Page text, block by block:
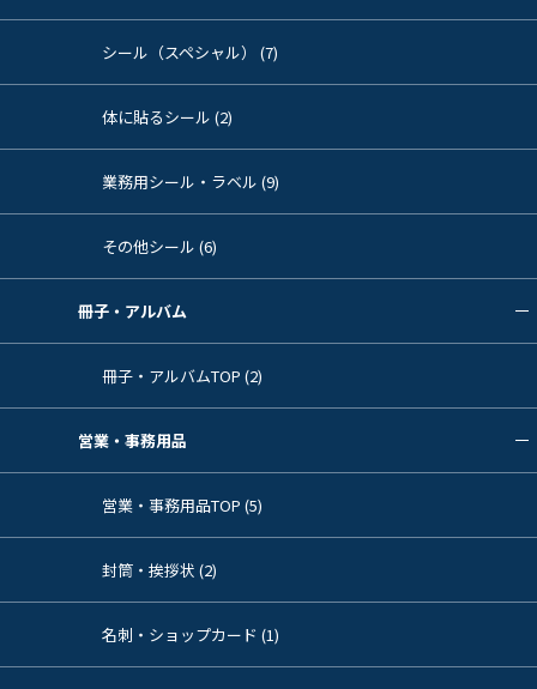
シール（スペシャル） (7)
体に貼るシール (2)
業務用シール・ラベル (9)
その他シール (6)
冊子・アルバム
冊子・アルバムTOP (2)
営業・事務用品
営業・事務用品TOP (5)
封筒・挨拶状 (2)
名刺・ショップカード (1)